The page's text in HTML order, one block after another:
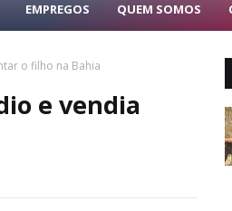
EMPREGOS QUEM SOMOS
o filho na Bahia
e vendia